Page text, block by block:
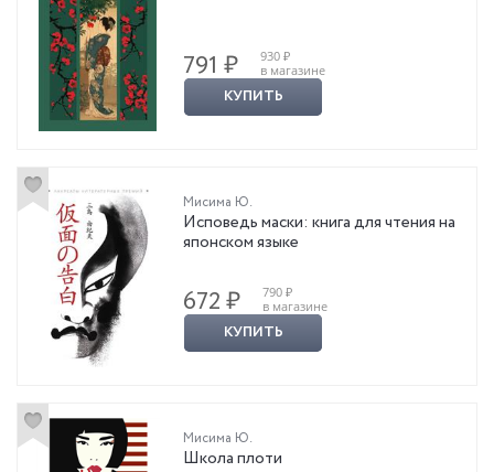
791 ₽
930 ₽
в магазине
КУПИТЬ
Мисима Ю.
Исповедь маски: книга для чтения на
японском языке
672 ₽
790 ₽
в магазине
КУПИТЬ
Мисима Ю.
Школа плоти